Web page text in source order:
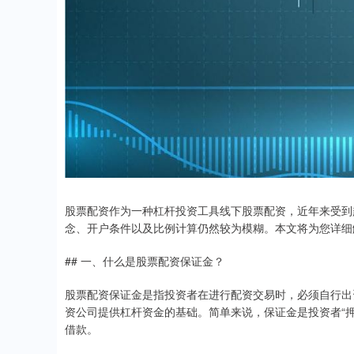
股票配资作为一种杠杆投资工具线下股票配资，近年来受
念、开户条件以及比例计算仍然较为模糊。本文将为您详
## 一、什么是股票配资保证金？
股票配资保证金是指投资者在进行配资交易时，必须自行
资公司提供杠杆资金的基础。简单来说，保证金是投资者
借款。